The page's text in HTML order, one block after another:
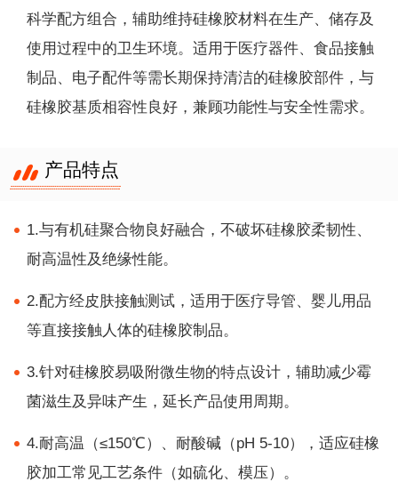
科学配方组合，辅助维持硅橡胶材料在生产、储存及
使用过程中的卫生环境。适用于医疗器件、食品接触
制品、电子配件等需长期保持清洁的硅橡胶部件，与
硅橡胶基质相容性良好，兼顾功能性与安全性需求。
产品特点
1.与有机硅聚合物良好融合，不破坏硅橡胶柔韧性、
耐高温性及绝缘性能。
2.配方经皮肤接触测试，适用于医疗导管、婴儿用品
等直接接触人体的硅橡胶制品。
3.针对硅橡胶易吸附微生物的特点设计，辅助减少霉
菌滋生及异味产生，延长产品使用周期。
4.耐高温（≤150℃）、耐酸碱（pH 5-10），适应硅橡
胶加工常见工艺条件（如硫化、模压）。